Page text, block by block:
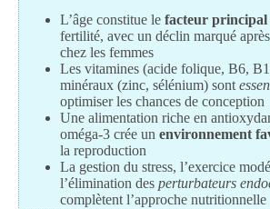
L’âge constitue le facteur principal
fertilité, avec un déclin marqué
chez les femmes
Les vitamines (acide folique, B6,
minéraux (zinc, sélénium) sont
optimiser les chances de conception
Une alimentation riche en
oméga-3 crée un environnement
la reproduction
La gestion du stress, l’exercice
l’élimination des perturbateurs
complètent l’approche nutritionnelle